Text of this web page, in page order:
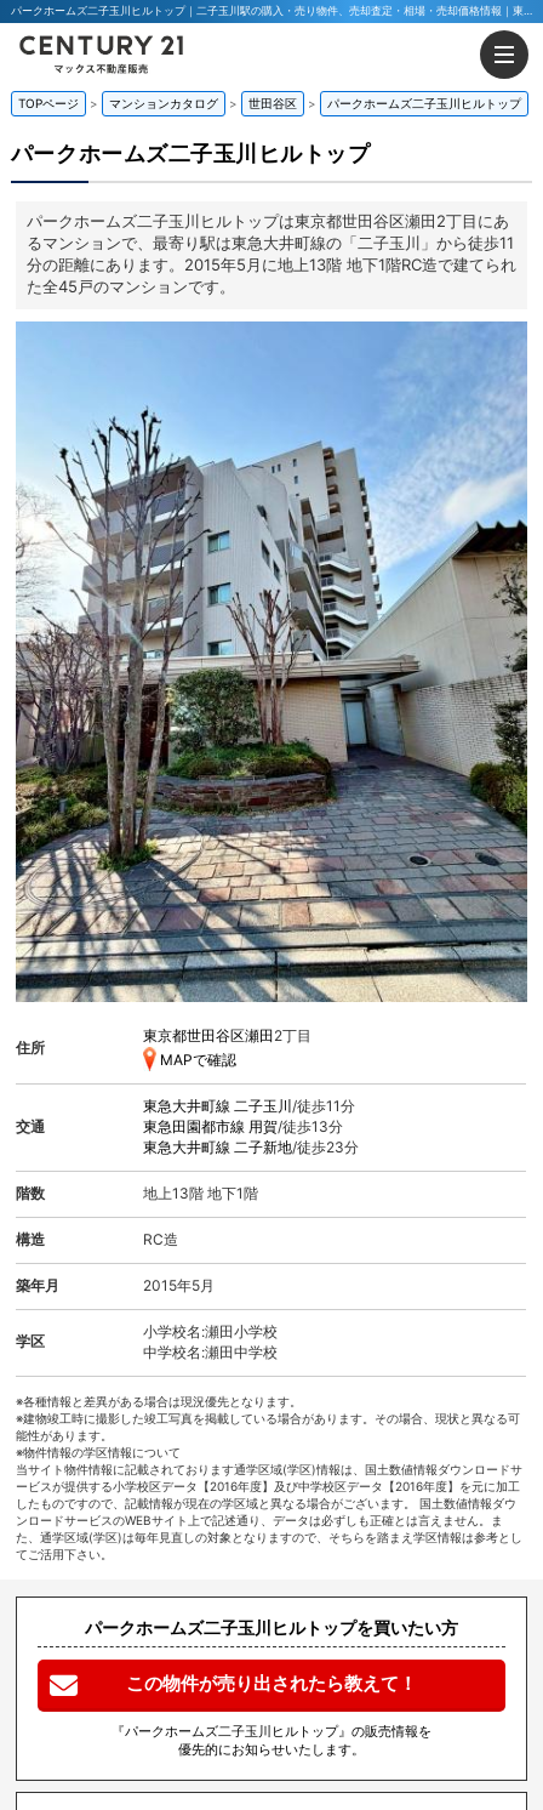
TOPページ マンションカタログ 世田谷区 パークホームズ二子玉川ヒルトップ
パークホームズ二子玉川ヒルトップ
パークホームズ二子玉川ヒルトップは東京都世田谷区瀬田2丁目にあ
るマンションで、最寄り駅は東急大井町線の「二子玉川」から徒歩11
分の距離にあります。2015年5月に地上13階 地下1階RC造で建てられ
た全45戸のマンションです。
住所
東京都世田谷区瀬田 2丁目
MAPで確認
交通
東急大井町線二子玉川/徒歩11分
東急田園都市線 用賀/徒歩13分
東急大井町線二子新地/徒歩23分
階数 地上13階 地下1階
構造 RC造
築年月 2015年5月
学区
小学校名:瀬田小学校
中学校名:瀬田中学校
※各種情報と差異がある場合は現況優先となります。
※建物竣工時に撮影した竣工写真を掲載している場合があります。その場合、現状と異なる可
能性があります。
※物件情報の学区情報について
当サイト物件情報に記載されております通学区域(学区)情報は、国土数値情報ダウンロードサ
ービスが提供する小学校区データ【2016年度】及び中学校区データ【2016年度】を元に加工
したものですので、記載情報が現在の学区域と異なる場合がございます。 国土数値情報ダウ
ンロードサービスのWEBサイト上で記述通り、データは必ずしも正確とは言えません。ま
た、通学区域(学区)は毎年見直しの対象となりますので、そちらを踏まえ学区情報は参考とし
てご活用下さい。
パークホームズ二子玉川ヒルトップを買いたい方
この物件が売り出されたら教えて！
『パークホームズ二子玉川ヒルトップ』の販売情報を
優先的にお知らせいたします。